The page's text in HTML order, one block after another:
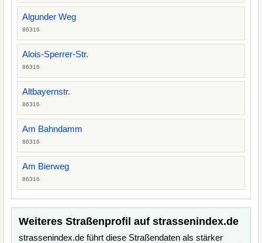
Algunder Weg
86316
Alois-Sperrer-Str.
86316
Altbayernstr.
86316
Am Bahndamm
86316
Am Bierweg
86316
Weiteres Straßenprofil auf strassenindex.de
strassenindex.de führt diese Straßendaten als stärker